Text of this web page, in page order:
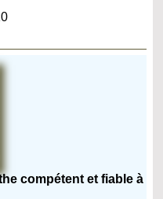
compétent et fiable à